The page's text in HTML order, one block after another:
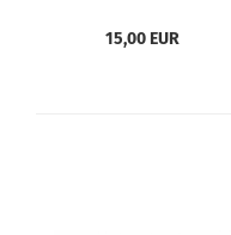
15,00 EUR